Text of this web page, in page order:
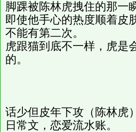
脚踝被陈林虎拽住的那一
即使他手心的热度顺着皮
不能有第二次。
虎跟猫到底不一样，虎是
的。
话少但皮年下攻（陈林虎
日常文，恋爱流水账。